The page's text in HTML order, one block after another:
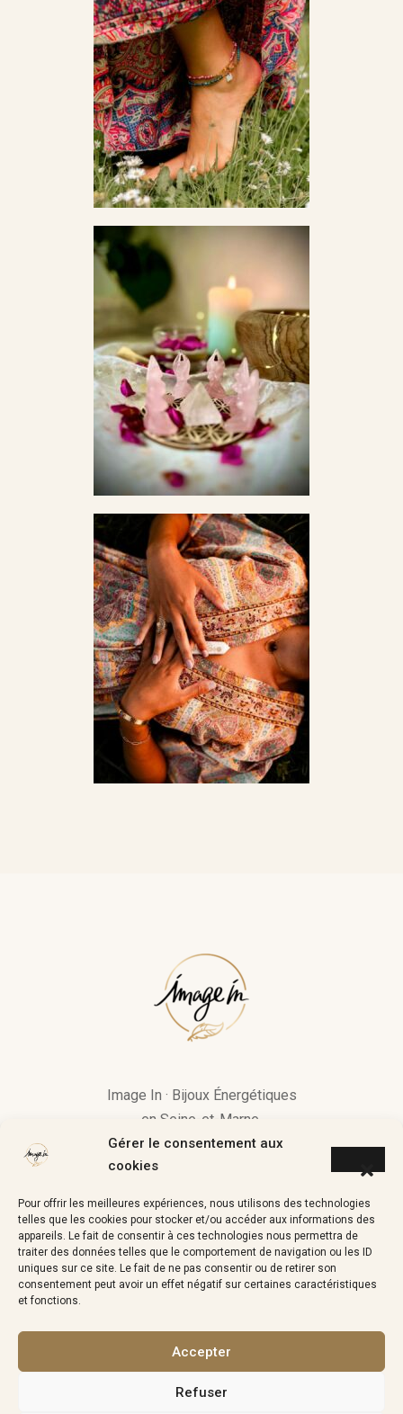
Gérer le consentement aux
cookies
Pour offrir les meilleures expériences, nous utilisons des technologies
telles que les cookies pour stocker et/ou accéder aux informations des
appareils. Le fait de consentir à ces technologies nous permettra de
traiter des données telles que le comportement de navigation ou les ID
uniques sur ce site. Le fait de ne pas consentir ou de retirer son
consentement peut avoir un effet négatif sur certaines caractéristiques
et fonctions.
Accepter
Refuser
Image In · Bijoux Énergétiques
en Seine-et-Marne.
« Si une pierre vous attire, c’est
apporter »
image.in.coaching@gmail.com
Cookies